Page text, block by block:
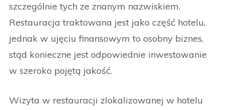
szczególnie tych ze znanym nazwiskiem.
Restauracja traktowana jest jako część hotelu,
jednak w ujęciu finansowym to osobny biznes,
stąd konieczne jest odpowiednie inwestowanie
w szeroko pojętą jakość.
Wizyta w restauracji zlokalizowanej w hotelu